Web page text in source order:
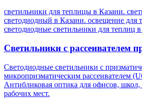
светильники для теплицы в Казани.
светодиодный в Казани. освещение для
светодиодные светильники для теплиц
Светильники с рассеивателем
Светодиодные светильники с
микропризматическим рассеивателем
Антибликовая оптика для офисов,
рабочих мест.